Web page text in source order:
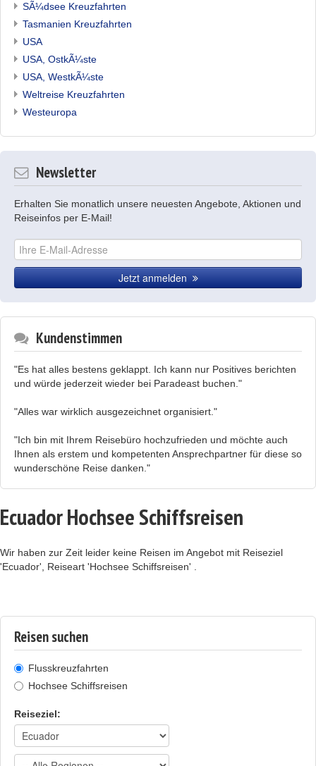
SÃ¼dsee Kreuzfahrten
Tasmanien Kreuzfahrten
USA
USA, OstkÃ¼ste
USA, WestkÃ¼ste
Weltreise Kreuzfahrten
Westeuropa
Newsletter
Erhalten Sie monatlich unsere neuesten Angebote, Aktionen und
Reiseinfos per E-Mail!
Jetzt anmelden
Kundenstimmen
"Es hat alles bestens geklappt. Ich kann nur Positives berichten
und würde jederzeit wieder bei Paradeast buchen."
"Alles war wirklich ausgezeichnet organisiert."
"Ich bin mit Ihrem Reisebüro hochzufrieden und möchte auch
Ihnen als erstem und kompetenten Ansprechpartner für diese so
wunderschöne Reise danken."
Ecuador Hochsee Schiffsreisen
Wir haben zur Zeit leider keine Reisen im Angebot mit Reiseziel
'Ecuador', Reiseart 'Hochsee Schiffsreisen' .
Reisen suchen
Flusskreuzfahrten
Hochsee Schiffsreisen
Reiseziel: